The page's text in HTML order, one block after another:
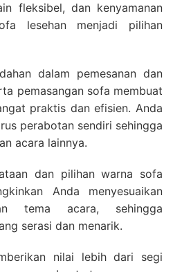
fleksibel, dan kenyamanan
lesehan menjadi pilihan
dalam pemesanan dan
pemasangan sofa membuat
praktis dan efisien. Anda
perabotan sendiri sehingga
acara lainnya.
dan pilihan warna sofa
Anda menyesuaikan
tema acara, sehingga
serasi dan menarik.
nilai lebih dari segi